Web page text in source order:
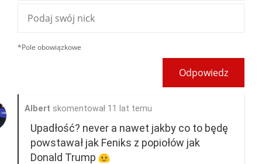
*Pole obowiązkowe
Odpowiedz
Albert skomentował 11 lat temu
Upadłość? never a nawet jakby co to będę
powstawał jak Feniks z popiołów jak
Donald Trump